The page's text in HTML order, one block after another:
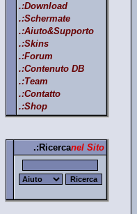
.:Download
.:Schermate
.:Aiuto&Supporto
.:Skins
.:Forum
.:Contenuto DB
.:Team
.:Contatto
.:Shop
.:Ricercanel Sito